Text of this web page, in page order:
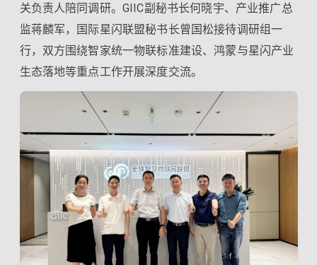
关负责人陪同调研。GIIC副秘书长何晓宇、产业推广总
监蒋麟军，国际星闪联盟秘书长曾国松接待调研组一
行，双方围绕智家统一物联标准建设、鸿蒙与星闪产业
生态落地等重点工作开展深度交流。